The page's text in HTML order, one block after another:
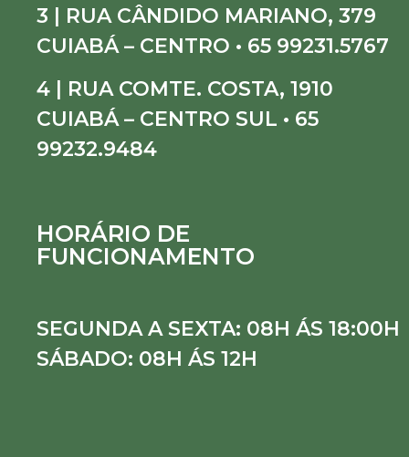
3 | RUA CÂNDIDO MARIANO, 379
CUIABÁ – CENTRO • 65 99231.5767
4 | RUA COMTE. COSTA, 1910
CUIABÁ – CENTRO SUL • 65
99232.9484
HORÁRIO DE
FUNCIONAMENTO
SEGUNDA A SEXTA: 08H ÁS 18:00H
SÁBADO: 08H ÁS 12H